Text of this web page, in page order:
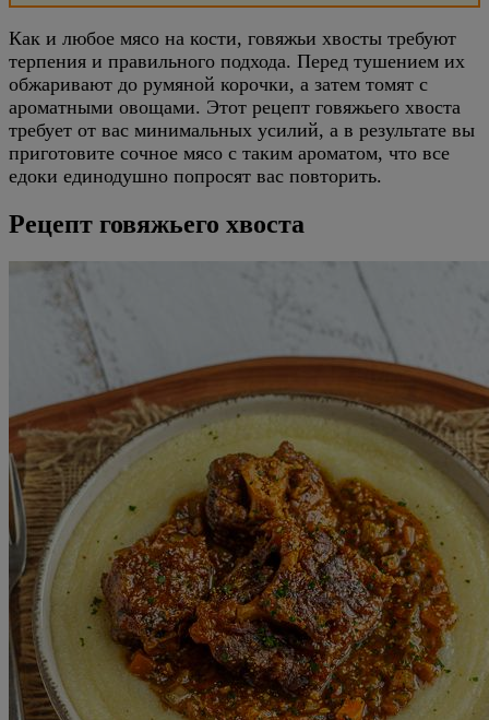
Как и любое мясо на кости, говяжьи хвосты требуют
терпения и правильного подхода. Перед тушением их
обжаривают до румяной корочки, а затем томят с
ароматными овощами. Этот рецепт говяжьего хвоста
требует от вас минимальных усилий, а в результате вы
приготовите сочное мясо с таким ароматом, что все
едоки единодушно попросят вас повторить.
Рецепт говяжьего хвоста